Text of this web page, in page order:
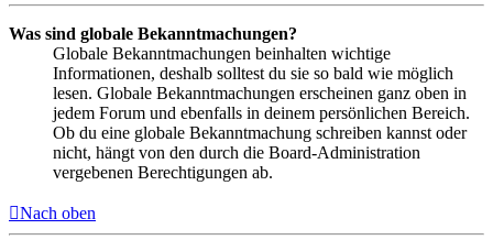
Was sind globale Bekanntmachungen?
Globale Bekanntmachungen beinhalten wichtige
Informationen, deshalb solltest du sie so bald wie möglich
lesen. Globale Bekanntmachungen erscheinen ganz oben in
jedem Forum und ebenfalls in deinem persönlichen Bereich.
Ob du eine globale Bekanntmachung schreiben kannst oder
nicht, hängt von den durch die Board-Administration
vergebenen Berechtigungen ab.
Nach oben